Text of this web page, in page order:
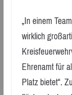
„In einem
wirklich
Ehrenamt für
Platz bietet“.